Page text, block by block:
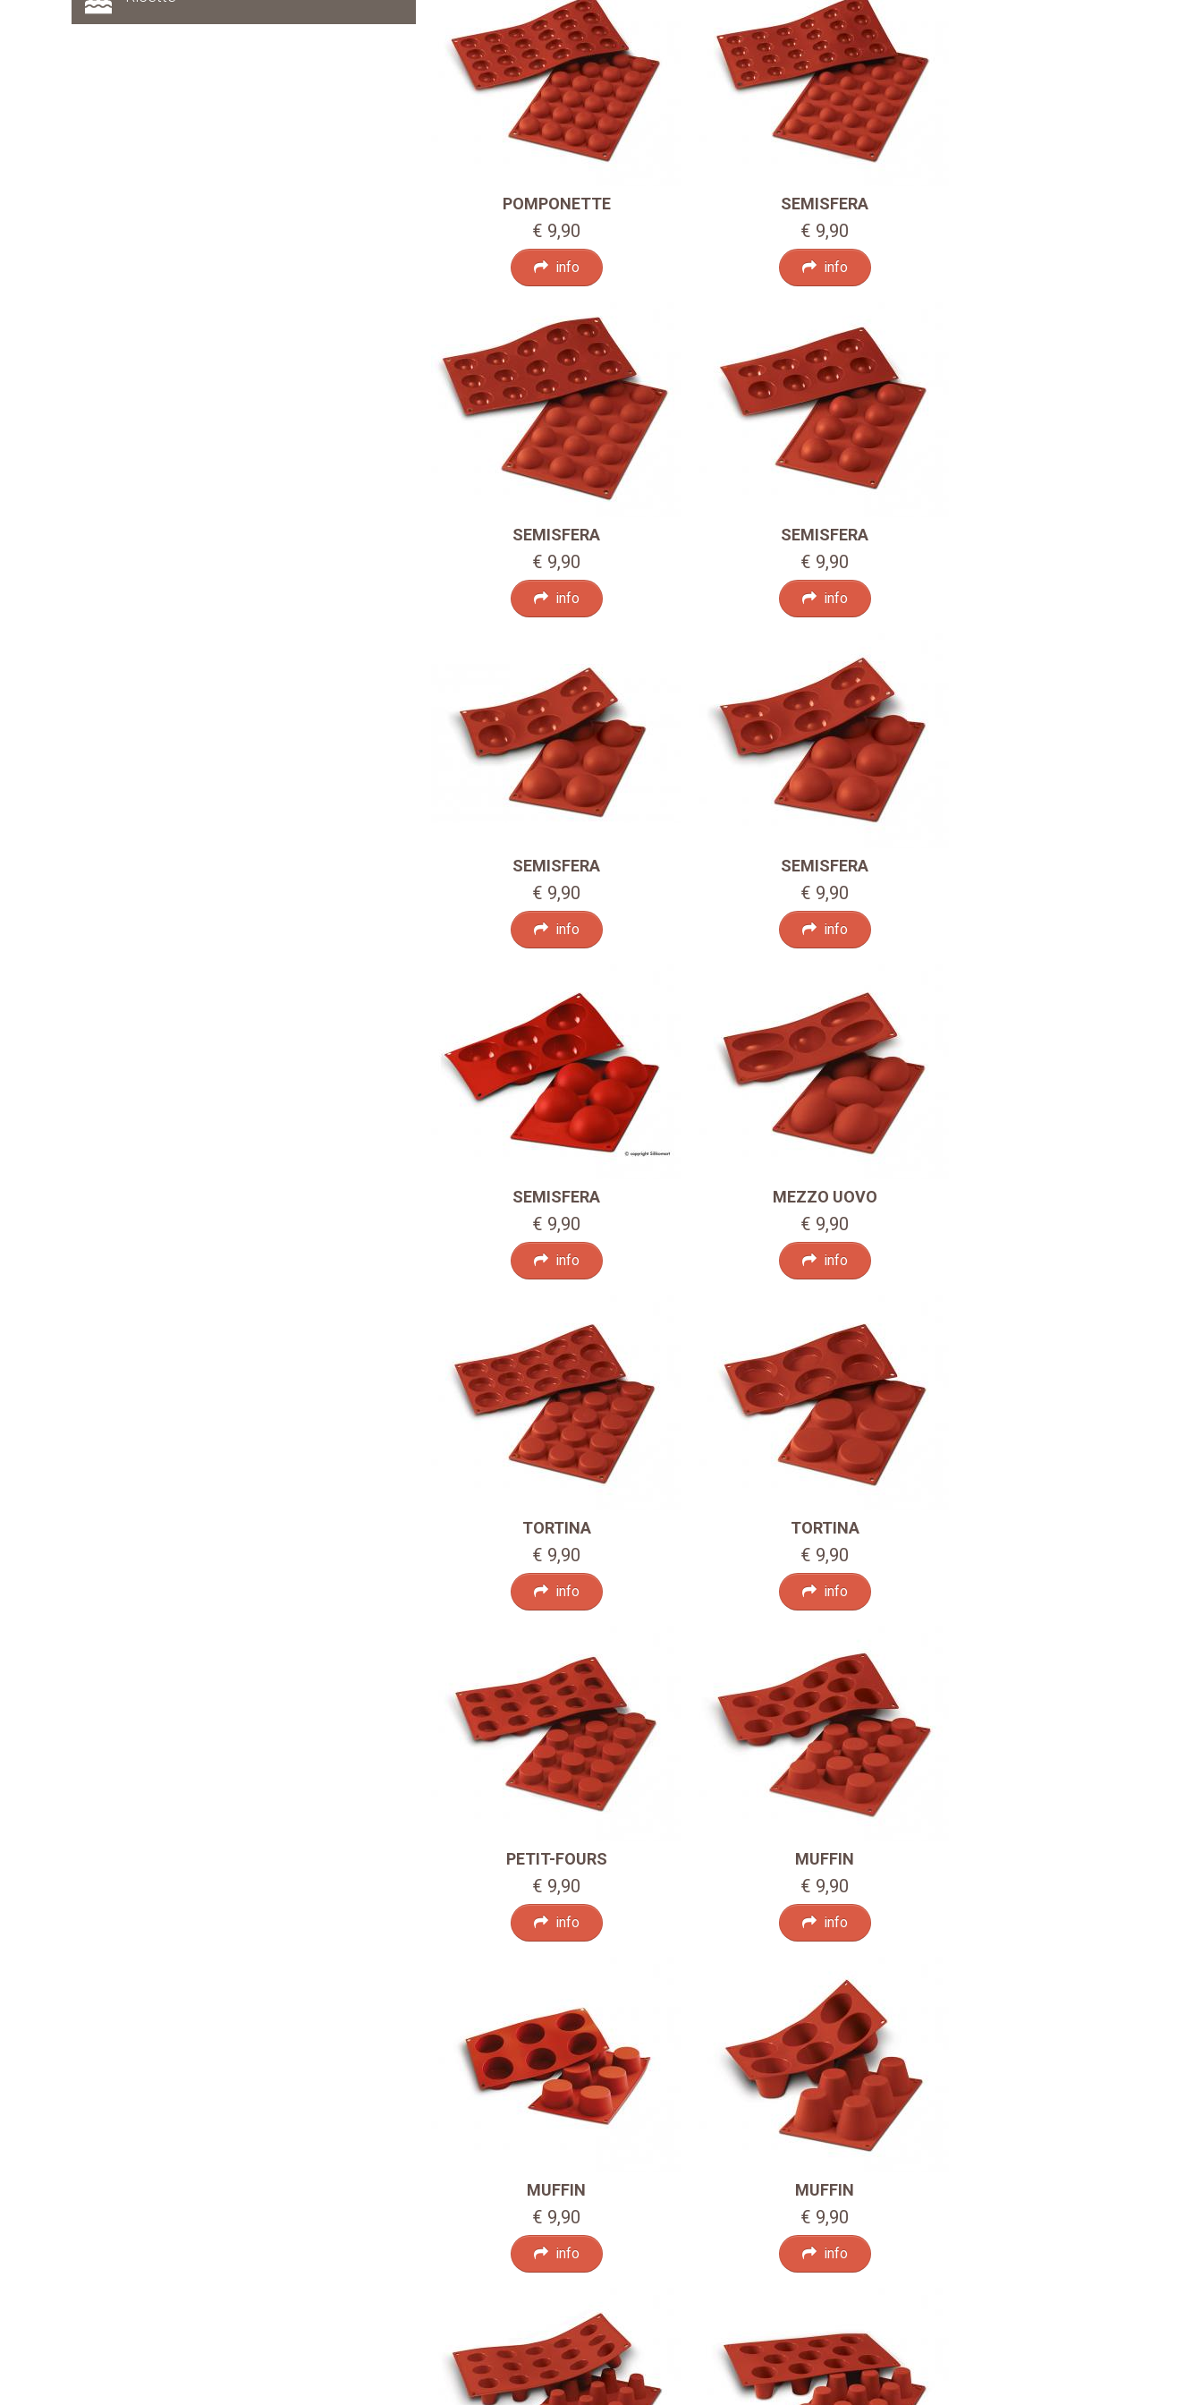
POMPONETTE
€ 9,90
info
SEMISFERA
€ 9,90
info
SEMISFERA
€ 9,90
info
SEMISFERA
€ 9,90
info
SEMISFERA
€ 9,90
info
SEMISFERA
€ 9,90
info
SEMISFERA
€ 9,90
info
MEZZO UOVO
€ 9,90
info
TORTINA
€ 9,90
info
TORTINA
€ 9,90
info
PETIT-FOURS
€ 9,90
info
MUFFIN
€ 9,90
info
MUFFIN
€ 9,90
info
MUFFIN
€ 9,90
info